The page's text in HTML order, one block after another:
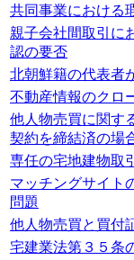
共同事業における
親子会社間取引に
認の要否
北朝鮮籍の代表者
不動産情報のクロ
他人物売買に関す
契約を締結済の場
専任の宅地建物取
マッチングサイト
問題
他人物売買と買付
宅建業法第３５条